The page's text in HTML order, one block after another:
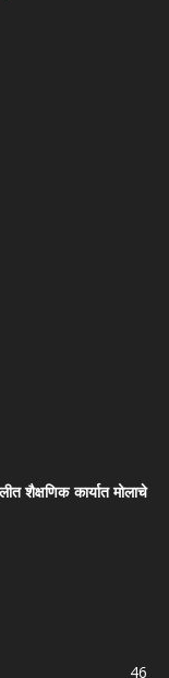
शैक्षणिक कार्यात मोलाचे
46